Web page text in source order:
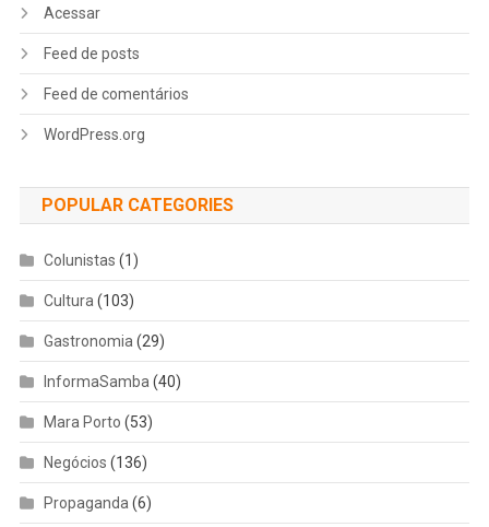
Acessar
Feed de posts
Feed de comentários
WordPress.org
POPULAR CATEGORIES
Colunistas (1)
Cultura (103)
Gastronomia (29)
InformaSamba (40)
Mara Porto (53)
Negócios (136)
Propaganda (6)